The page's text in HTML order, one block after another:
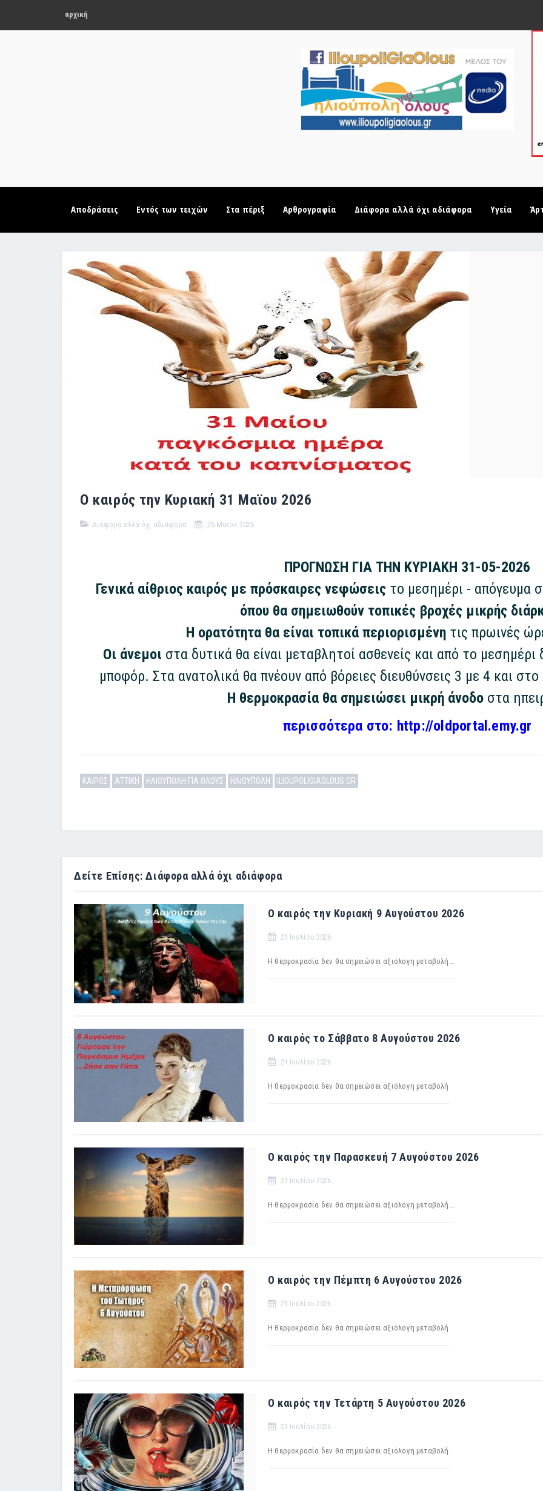
αρχική
Αποδράσεις Εντός των τειχών Στα πέριξ Αρθρογραφία Διάφορα αλλά όχι αδιάφορα Υγεία
Ο καιρός την Κυριακή 31 Μαϊου 2026
Διάφορα αλλά όχι αδιάφορα 26 Μαϊου 2026
ΠΡΟΓΝΩΣΗ ΓΙΑ ΤΗΝ ΚΥΡΙΑΚΗ 31-05-2026
Γενικά αίθριος καιρός με πρόσκαιρες νεφώσεις το μεσημέρι - απόγευμα
όπου θα σημειωθούν τοπικές βροχές μικρής
Η ορατότητα θα είναι τοπικά περιορισμένητις πρωινές
Οι άνεμοι στα δυτικά θα είναι μεταβλητοί ασθενείς και από το μεσημέρι
μποφόρ. Στα ανατολικά θα πνέουν από βόρειες διευθύνσεις 3 με 4 και
Η θερμοκρασία θα σημειώσει μικρή άνοδο στα
περισσότερα στο: http://oldportal.emy.gr
ΚΑΙΡΟΣ ΑΤΤΙΚΗ ΗΛΙΟΥΠΟΛΗ ΓΙΑ ΟΛΟΥΣ ΗΛΙΟΥΠΟΛΗ ILIOUPOLIGIAOLOUS.GR
Δείτε Επίσης: Διάφορα αλλά όχι αδιάφορα
Ο καιρός την Κυριακή 9 Αυγούστου 2026
21 Ιουλίου 2026
Η θερμοκρασία δεν θα σημειώσει αξιόλογη μεταβολή...
Ο καιρός το Σάββατο 8 Αυγούστου 2026
21 Ιουλίου 2026
Η θερμοκρασία δεν θα σημειώσει αξιόλογη μεταβολή
Ο καιρός την Παρασκευή 7 Αυγούστου 2026
21 Ιουλίου 2026
Η θερμοκρασία δεν θα σημειώσει αξιόλογη μεταβολή...
Ο καιρός την Πέμπτη 6 Αυγούστου 2026
21 Ιουλίου 2026
H θερμοκρασία δεν θα σημειώσει αξιόλογη μεταβολή
Ο καιρός την Τετάρτη 5 Αυγούστου 2026
21 Ιουλίου 2026
Η θερμοκρασία δεν θα σημειώσει αξιόλογη μεταβολή.